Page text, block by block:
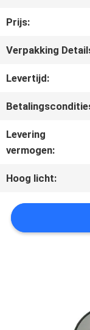
ONS
NIEUWS
GEVALLEN
SITEMAP
PRIVACY
Prijs:
Verpakking
Levertijd:
Levering
vermogen:
Hoog licht: